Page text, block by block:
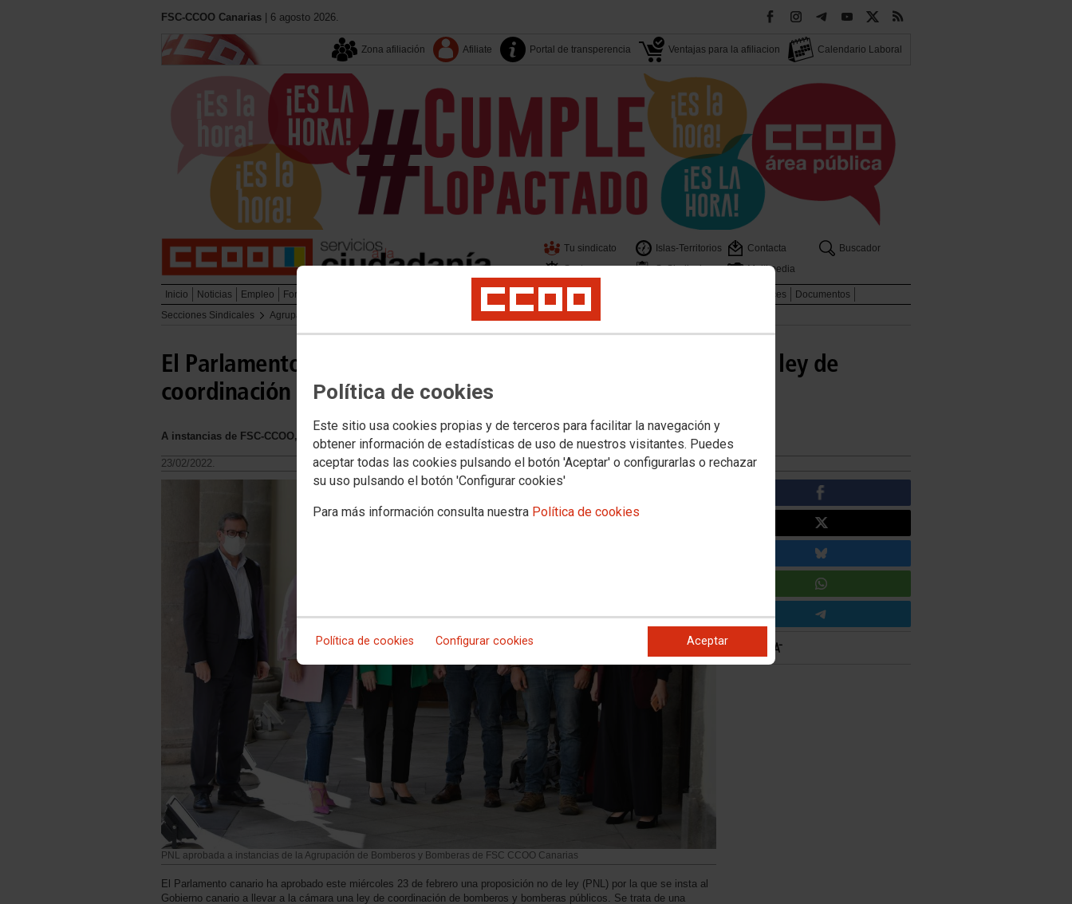
Política de cookies
Este sitio usa cookies propias y de terceros para facilitar la navegación y
obtener información de estadísticas de uso de nuestros visitantes. Puedes
aceptar todas las cookies pulsando el botón 'Aceptar' o configurarlas o rechazar
su uso pulsando el botón 'Configurar cookies'
Para más información consulta nuestra Política de cookies
Política de cookies Configurar cookies Aceptar
FSC-CCOO Canarias | 6 agosto 2026.
Zona afiliación Afiliate Portal de transperencia Ventajas para la afiliacion Calendario Laboral
Tu sindicato Islas-Territorios Contacta
Buscador
Sectores
S. Sindicales Multimedia
Inicio Noticias Empleo Formación Políticas Sociales Salud Laboral Medio Ambiente Enlaces
Documentos
Secciones Sindicales
Agrupación de Bomberas y Bomberos de Canarias
El Parlamento canario aprueba por unanimidad impulsar una ley de
coordinación de bomberos y bomberas públicos de Canarias
A instancias de FSC-CCOO, la propuesta del PSOE logra la unanimidad de la cámara
23/02/2022.
PNL aprobada a instancias de la Agrupación de Bomberos y Bomberas de FSC CCOO Canarias
El Parlamento canario ha aprobado este miércoles 23 de febrero una proposición no de ley (PNL) por la que se insta al
Gobierno canario a llevar a la cámara una ley de coordinación de bomberos y bomberas públicos. Se trata de una